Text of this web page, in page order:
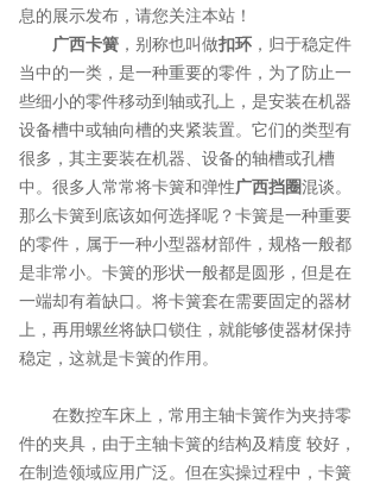
息的展示发布，请您关注本站！
广西卡簧 ，别称也叫做扣环 ，归于稳定件
当中的一类，是一种重要的零件，为了防止一
些细小的零件移动到轴或孔上，是安装在机器
设备槽中或轴向槽的夹紧装置。它们的类型有
很多，其主要装在机器、设备的轴槽或孔槽
中。很多人常常将卡簧和弹性广西挡圈混谈。
那么卡簧到底该如何选择呢？卡簧是一种重要
的零件，属于一种小型器材部件，规格一般都
是非常小。卡簧的形状一般都是圆形，但是在
一端却有着缺口。将卡簧套在需要固定的器材
上，再用螺丝将缺口锁住，就能够使器材保持
稳定，这就是卡簧的作用。
在数控车床上，常用主轴卡簧作为夹持零
件的夹具，由于主轴卡簧的结构及精度 较好，
在制造领域应用广泛。但在实操过程中，卡簧